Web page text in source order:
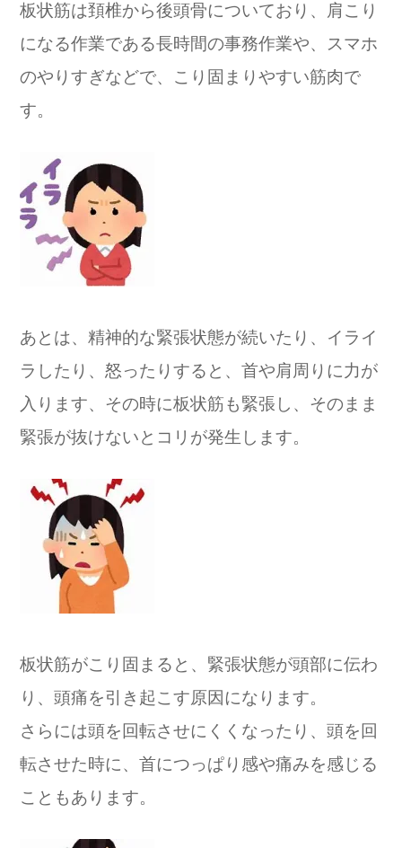
板状筋は頚椎から後頭骨についており、肩こり
になる作業である長時間の事務作業や、スマホ
のやりすぎなどで、こり固まりやすい筋肉で
す。
あとは、精神的な緊張状態が続いたり、イライ
ラしたり、怒ったりすると、首や肩周りに力が
入ります、その時に板状筋も緊張し、そのまま
緊張が抜けないとコリが発生します。
板状筋がこり固まると、緊張状態が頭部に伝わ
り、頭痛を引き起こす原因になります。
さらには頭を回転させにくくなったり、頭を回
転させた時に、首につっぱり感や痛みを感じる
こともあります。